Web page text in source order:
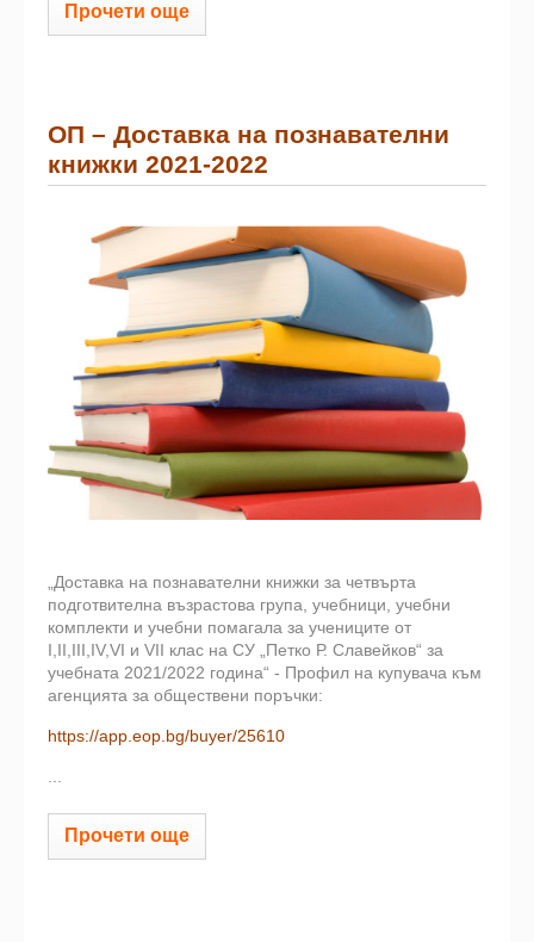
Прочети още
ОП – Доставка на познавателни
книжки 2021-2022
„Доставка на познавателни книжки за четвърта
подготвителна възрастова група, учебници, учебни
комплекти и учебни помагала за учениците от
I,II,III,IV,VI и VII клас на СУ „Петко Р. Славейков“ за
учебната 2021/2022 година“ - Профил на купувача към
агенцията за обществени поръчки:
https://app.eop.bg/buyer/25610
Прочети още